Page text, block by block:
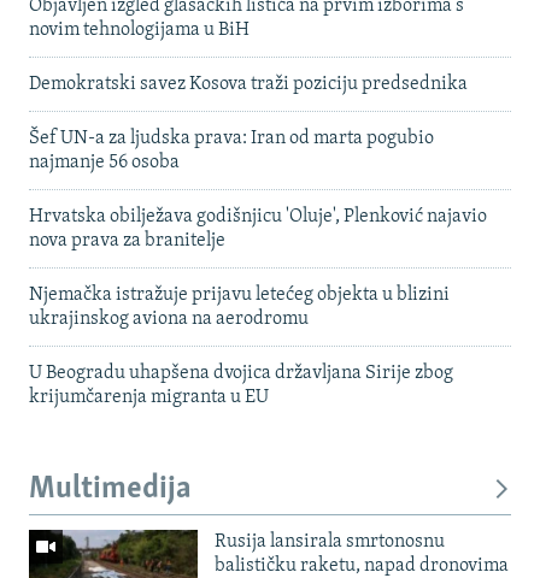
Objavljen izgled glasačkih listića na prvim izborima s
novim tehnologijama u BiH
Demokratski savez Kosova traži poziciju predsednika
Šef UN-a za ljudska prava: Iran od marta pogubio
najmanje 56 osoba
Hrvatska obilježava godišnjicu 'Oluje', Plenković najavio
nova prava za branitelje
Njemačka istražuje prijavu letećeg objekta u blizini
ukrajinskog aviona na aerodromu
U Beogradu uhapšena dvojica državljana Sirije zbog
krijumčarenja migranta u EU
Multimedija
Rusija lansirala smrtonosnu
balističku raketu, napad dronovima